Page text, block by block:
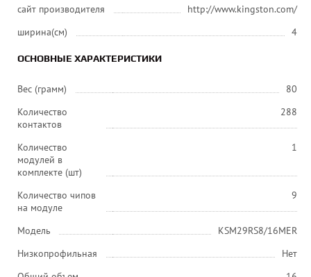
сайт производителя
http://www.kingston.com/
ширина(см)
4
ОСНОВНЫЕ ХАРАКТЕРИСТИКИ
Вес (грамм)
80
Количество
контактов
288
Количество
модулей в
комплекте (шт)
1
Количество чипов
на модуле
9
Модель
KSM29RS8/16MER
Низкопрофильная
Нет